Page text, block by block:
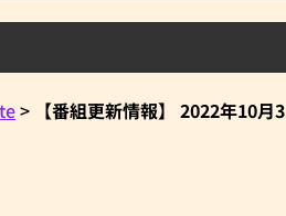
> 【番組更新情報】 2022年10月